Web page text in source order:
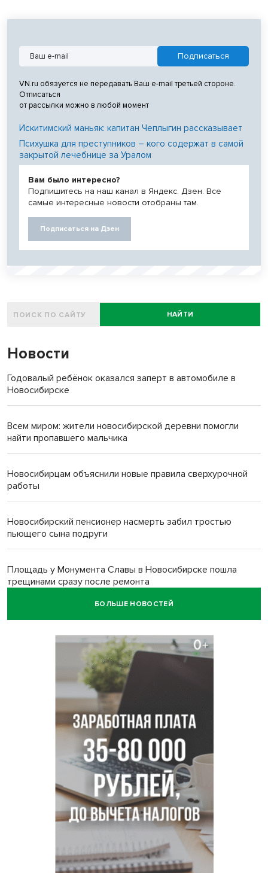
VN.ru обязуется не передавать Ваш e-mail третьей стороне.
Отписаться
от рассылки можно в любой момент
Искитимский маньяк: капитан Чеплыгин рассказывает
Психушка для преступников – кого содержат в самой
закрытой лечебнице за Уралом
Вам было интересно?
Подпишитесь на наш канал в Яндекс. Дзен. Все
самые интересные новости отобраны там.
Подписаться на Дзен
НАЙТИ
Новости
Годовалый ребёнок оказался заперт в автомобиле в
Новосибирске
Всем миром: жители новосибирской деревни помогли
найти пропавшего мальчика
Новосибирцам объяснили новые правила сверхурочной
работы
Новосибирский пенсионер насмерть забил тростью
пьющего сына подруги
Площадь у Монумента Славы в Новосибирске пошла
трещинами сразу после ремонта
БОЛЬШЕ НОВОСТЕЙ